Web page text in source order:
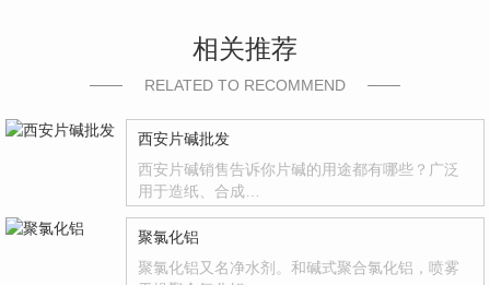
相关推荐
RELATED TO RECOMMEND
西安片碱批发
西安片碱销售告诉你片碱的用途都有哪些？广泛
用于造纸、合成…
聚氯化铝
聚氯化铝又名净水剂。和碱式聚合氯化铝，喷雾